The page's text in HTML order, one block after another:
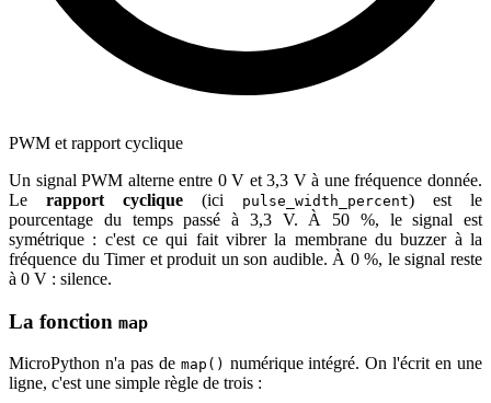
PWM et rapport cyclique
Un signal PWM alterne entre 0 V et 3,3 V à une fréquence donnée.
Le rapport cyclique (ici pulse_width_percent) est le
pourcentage du temps passé à 3,3 V. À 50 %, le signal est
symétrique : c'est ce qui fait vibrer la membrane du buzzer à la
fréquence du Timer et produit un son audible. À 0 %, le signal reste
à 0 V : silence.
La fonction map
MicroPython n'a pas de map() numérique intégré. On l'écrit en une
ligne, c'est une simple règle de trois :